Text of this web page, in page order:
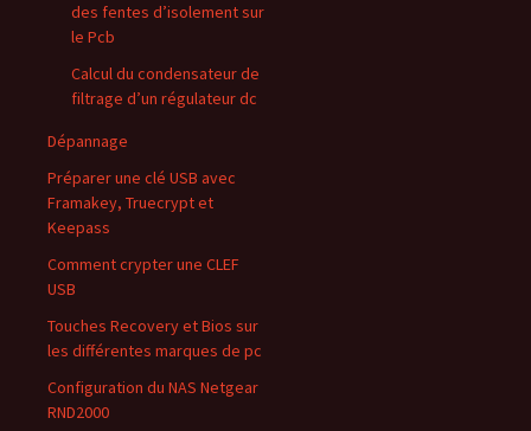
des fentes d’isolement sur
le Pcb
Calcul du condensateur de
filtrage d’un régulateur dc
Dépannage
Préparer une clé USB avec
Framakey, Truecrypt et
Keepass
Comment crypter une CLEF
USB
Touches Recovery et Bios sur
les différentes marques de pc
Configuration du NAS Netgear
RND2000